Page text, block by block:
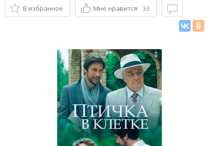
В избранное Мне нравится 33